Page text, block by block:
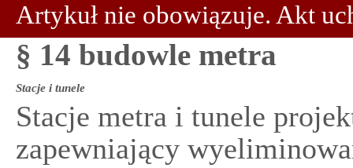
Artykuł nie obowiązuje. Akt
§ 14 budowle metra
Stacje i tunele
Stacje metra i tunele
zapewniający